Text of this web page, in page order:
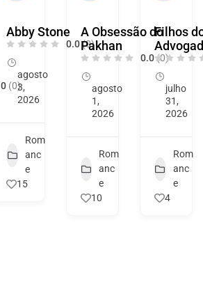
(0)
Abby Stone
0.0 (0)
agosto
3,
2026
Rom
anc
e
15
A Obsessão do
Pakhan
0.0(0)
agosto
1,
2026
Rom
anc
e
10
Filhos
julho
31,
2026
Rom
anc
e
4